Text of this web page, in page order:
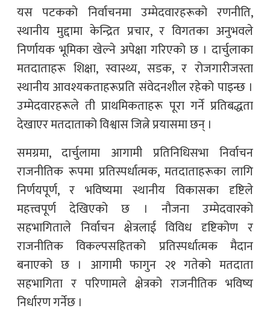
यस पटकको निर्वाचनमा उम्मेदवारहरूको रणनीति,
स्थानीय मुद्दामा केन्द्रित प्रचार, र विगतका अनुभवले
निर्णायक भूमिका खेल्ने अपेक्षा गरिएको छ । दार्चुलाका
मतदाताहरू शिक्षा, स्वास्थ्य, सडक, र रोजगारीजस्ता
स्थानीय आवश्यकताहरूप्रति संवेदनशील रहेको पाइन्छ ।
उम्मेदवारहरूले ती प्राथमिकताहरू पूरा गर्ने प्रतिबद्धता
देखाएर मतदाताको विश्वास जित्ने प्रयासमा छन् ।
समग्रमा, दार्चुलामा आगामी प्रतिनिधिसभा निर्वाचन
राजनीतिक रूपमा प्रतिस्पर्धात्मक, मतदाताहरूका लागि
निर्णयपूर्ण, र भविष्यमा स्थानीय विकासका दृष्टिले
महत्त्वपूर्ण देखिएको छ । नौजना उम्मेदवारको
सहभागिताले निर्वाचन क्षेत्रलाई विविध दृष्टिकोण र
राजनीतिक विकल्पसहितको प्रतिस्पर्धात्मक मैदान
बनाएको छ । आगामी फागुन २१ गतेको मतदाता
सहभागिता र परिणामले क्षेत्रको राजनीतिक भविष्य
निर्धारण गर्नेछ ।